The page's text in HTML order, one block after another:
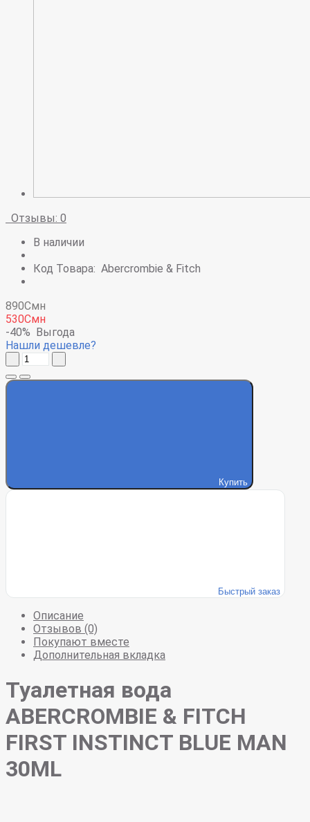
Отзывы: 0
В наличии
Код Товара: Abercrombie & Fitch
890Смн
530Смн
-40% Выгода
Нашли дешевле?
Купить
Быстрый заказ
Описание
Отзывов (0)
Покупают вместе
Дополнительная вкладка
Туалетная вода
ABERCROMBIE & FITCH
FIRST INSTINCT BLUE MAN
30ML